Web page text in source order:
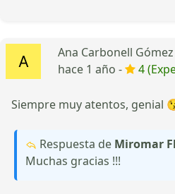
Ana Carbonell Gómez
hace 1 año -
4
Siempre muy atentos, genial
Respuesta de Miromar
Muchas gracias !!!